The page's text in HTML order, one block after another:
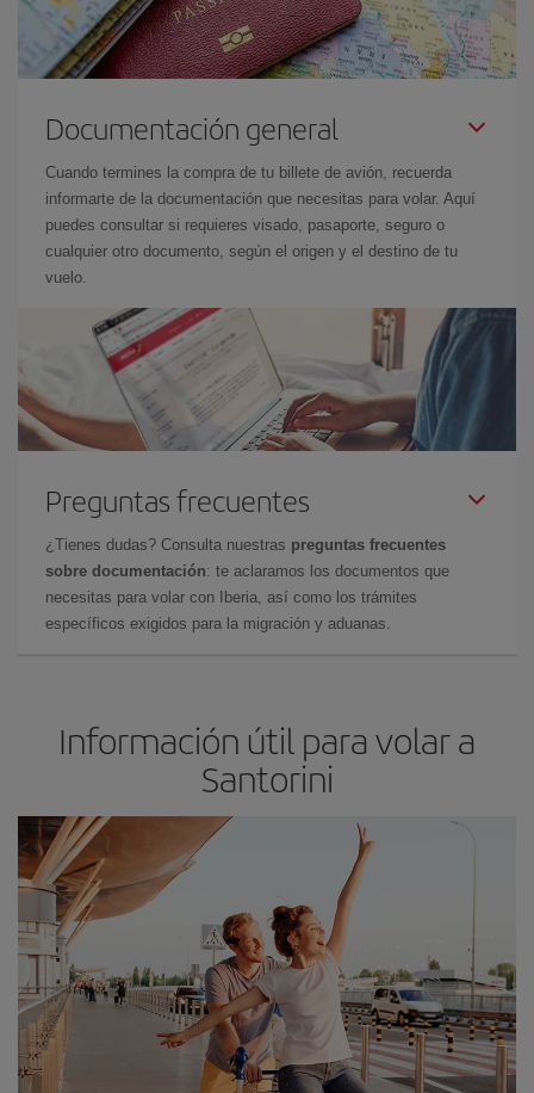
Documentación general
Cuando termines la compra de tu billete de avión, recuerda
informarte de la documentación que necesitas para volar. Aquí
puedes consultar si requieres visado, pasaporte, seguro o
cualquier otro documento, según el origen y el destino de tu
vuelo.
Preguntas frecuentes
¿Tienes dudas? Consulta nuestras preguntas frecuentes
sobre documentación: te aclaramos los documentos que
necesitas para volar con Iberia, así como los trámites
específicos exigidos para la migración y aduanas.
Información útil para volar a
Santorini